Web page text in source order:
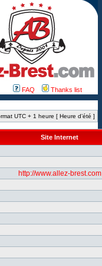
FAQ Thanks list
UTC + 1 heure [ Heure d’été ]
Site Internet
http://www.allez-brest.com